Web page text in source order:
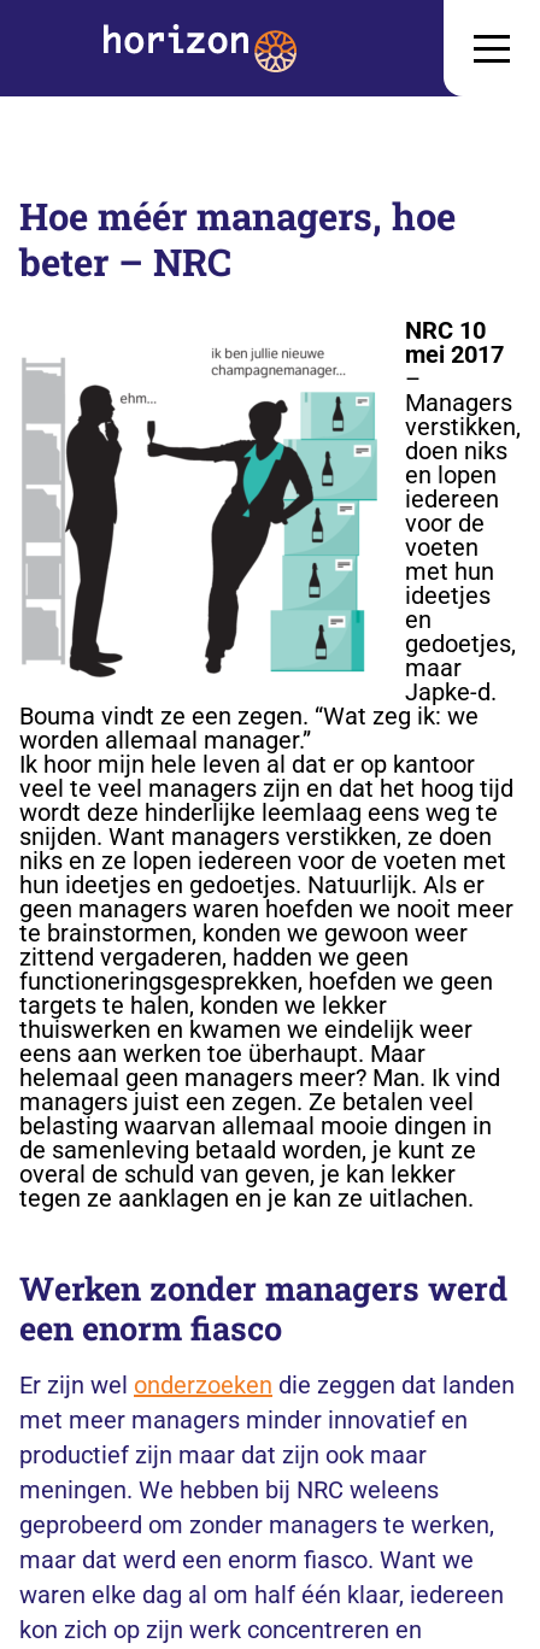
Hoe méér managers, hoe
beter – NRC
NRC 10
mei 2017
–
Managers
verstikken,
doen niks
en lopen
iedereen
voor de
voeten
met hun
ideetjes
en
gedoetjes,
maar
Japke-d.
Bouma vindt ze een zegen. “Wat zeg ik: we
worden allemaal manager.”
Ik hoor mijn hele leven al dat er op kantoor
veel te veel managers zijn en dat het hoog tijd
wordt deze hinderlijke leemlaag eens weg te
snijden. Want managers verstikken, ze doen
niks en ze lopen iedereen voor de voeten met
hun ideetjes en gedoetjes. Natuurlijk. Als er
geen managers waren hoefden we nooit meer
te brainstormen, konden we gewoon weer
zittend vergaderen, hadden we geen
functioneringsgesprekken, hoefden we geen
targets te halen, konden we lekker
thuiswerken en kwamen we eindelijk weer
eens aan werken toe überhaupt. Maar
helemaal geen managers meer? Man. Ik vind
managers juist een zegen. Ze betalen veel
belasting waarvan allemaal mooie dingen in
de samenleving betaald worden, je kunt ze
overal de schuld van geven, je kan lekker
tegen ze aanklagen en je kan ze uitlachen.
Werken zonder managers werd
een enorm fiasco
Er zijn wel onderzoeken die zeggen dat landen
met meer managers minder innovatief en
productief zijn maar dat zijn ook maar
meningen. We hebben bij NRC weleens
geprobeerd om zonder managers te werken,
maar dat werd een enorm fiasco. Want we
waren elke dag al om half één klaar, iedereen
kon zich op zijn werk concentreren en